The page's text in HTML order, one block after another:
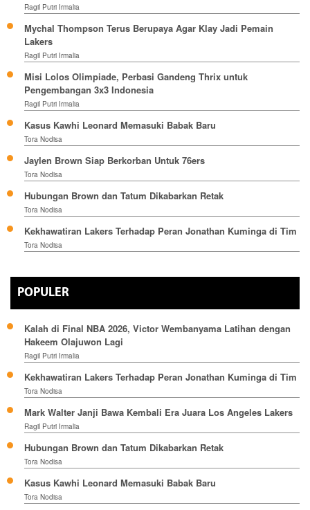
Ragil Putri Irmalia
Mychal Thompson Terus Berupaya Agar Klay Jadi Pemain
Lakers
Ragil Putri Irmalia
Misi Lolos Olimpiade, Perbasi Gandeng Thrix untuk
Pengembangan 3x3 Indonesia
Ragil Putri Irmalia
Kasus Kawhi Leonard Memasuki Babak Baru
Tora Nodisa
Jaylen Brown Siap Berkorban Untuk 76ers
Tora Nodisa
Hubungan Brown dan Tatum Dikabarkan Retak
Tora Nodisa
Kekhawatiran Lakers Terhadap Peran Jonathan Kuminga di Tim
Tora Nodisa
POPULER
Kalah di Final NBA 2026, Victor Wembanyama Latihan dengan
Hakeem Olajuwon Lagi
Ragil Putri Irmalia
Kekhawatiran Lakers Terhadap Peran Jonathan Kuminga di Tim
Tora Nodisa
Mark Walter Janji Bawa Kembali Era Juara Los Angeles Lakers
Ragil Putri Irmalia
Hubungan Brown dan Tatum Dikabarkan Retak
Tora Nodisa
Kasus Kawhi Leonard Memasuki Babak Baru
Tora Nodisa